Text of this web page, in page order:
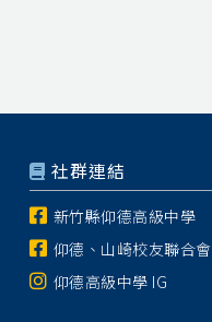
社群連結
新竹縣仰德高級中學
仰德、山崎校友聯合會
仰德高級中學 IG